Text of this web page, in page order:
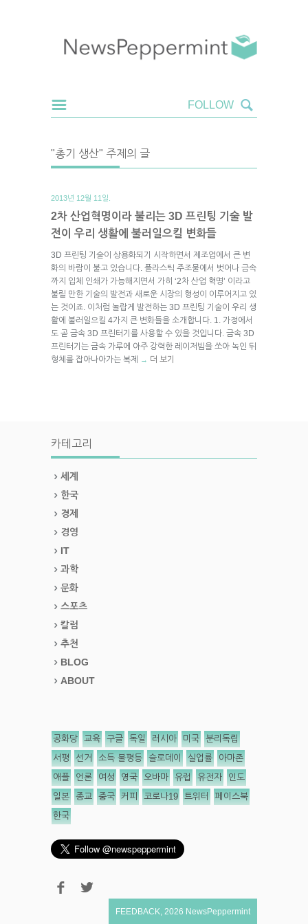
"총기 생산" 주제의 글
2013년 12월 11일.
2차 산업혁명이라 불리는 3D 프린팅 기술 발
전이 우리 생활에 불러일으킬 변화들
3D 프린팅 기술이 상용화되기 시작하면서 제조업에서 큰 변
화의 바람이 불고 있습니다. 플라스틱 주조물에서 벗어나 금속
까지 입체 인쇄가 가능해지면서 가히 ‘2차 산업 혁명’ 이라고
불릴 만한 기술의 발전과 새로운 시장의 형성이 이루어지고 있
는 것이죠. 이처럼 놀랍게 발전하는 3D 프린팅 기술이 우리 생
활에 불러일으킬 4가지 큰 변화들을 소개합니다. 1. 가정에서
도 곧 금속 3D 프린터기를 사용할 수 있을 것입니다. 금속 3D
프린터기는 금속 가루에 아주 강력한 레이저빔을 쏘아 녹인 뒤
형체를 잡아나아가는 복제
→ 더 보기
카테고리
세계
한국
경제
경영
IT
과학
문화
스포츠
칼럼
추천
BLOG
ABOUT
공화당 교육 구글 독일 러시아 미국 분리독립
서평 선거 소득 불평등 슬로데이 실업률 아마존
애플 언론 여성 영국 오바마 유럽 유전자 인도
일본 종교 중국 커피 코로나19 트위터 페이스북
한국
FEEDBACK 2026 NewsPeppermint